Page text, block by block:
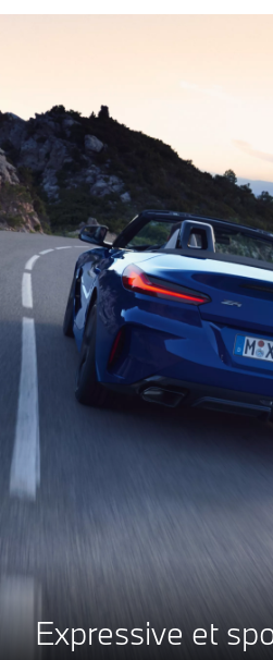
Expressive et